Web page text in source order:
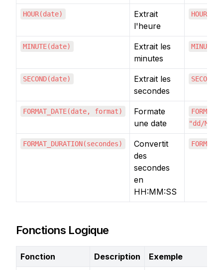
HOUR(date)
Extrait
l'heure
MINUTE(date)
Extrait les
minutes
SECOND(date)
Extrait les
secondes
FORMAT_DATE(date, format)
Formate
une date
"dd/MM/
FORMAT_DURATION(secondes)
Convertit
des
secondes
en
HH:MM:SS
Fonctions Logique
Fonction Description Exemple